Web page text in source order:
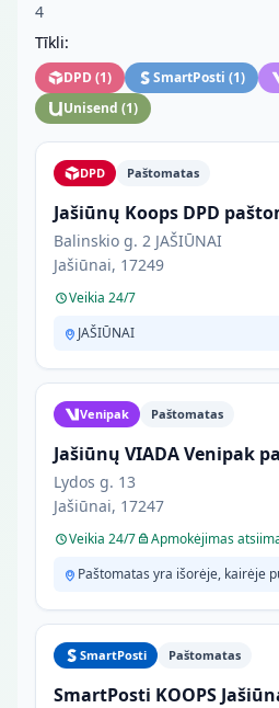
4
Tīkli:
DPD(1) SmartPosti (1)
Unisend (1)
DPD Paštomatas
Jašiūnų Koops DPD
Balinskio g. 2 JAŠIŪNAI
Jašiūnai, 17249
Veikia 24/7
JAŠIŪNAI
Venipak Paštomatas
Jašiūnų VIADA Venipak
Lydos g. 13
Jašiūnai, 17247
Veikia 24/7 Apmokėjimas
Paštomatas yra išorėje, kairėje
SmartPosti Paštomatas
SmartPosti KOOPS